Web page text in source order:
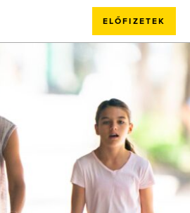
ELŐFIZETEK